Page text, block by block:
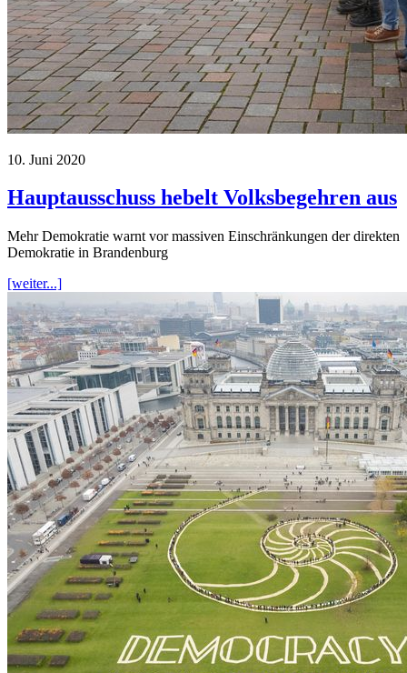
10. Juni 2020
Hauptausschuss hebelt Volksbegehren aus
Mehr Demokratie warnt vor massiven Einschränkungen der direkten
Demokratie in Brandenburg
[weiter...]